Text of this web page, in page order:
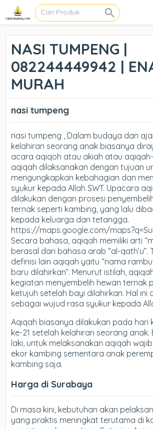
NASI TUMPENG |
082244449942 |
MURAH
nasi tumpeng
nasi tumpeng , Dalam budaya dan
kelahiran seorang anak biasanya
acara aqiqoh atau akiah atau
aqiqah dilaksanakan dengan tujuan
mengungkapkan kebahagian dan
syukur kepada Allah SWT. Upacara
dilakukan dengan prosesi
ternak seperti kambing, yang lalu
kepada keluarga dan tetangga.
https://maps.google.com/
Secara bahasa, aqiqah memiliki arti
berasal dari bahasa arab “al-qath’u”.
definisi lain aqiqah yaitu “nama
baru dilahirkan”. Menurut istilah,
kegiatan menyembelih hewan ternak
ketujuh setelah bayi dilahirkan. Hal ini
sebagai wujud rasa syukur kepada
Aqiqah biasanya dilakukan pada hari
ke-21 setelah kelahiran seorang anak.
laki, untuk melaksanakan aqiqah
ekor kambing sementara anak
kambing saja.
Harga di Surabaya
Di masa kini, kebutuhan akan
yang praktis meningkat terutama di